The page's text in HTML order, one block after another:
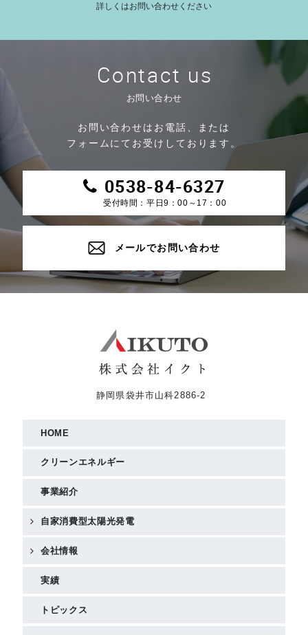
詳しくはお問い合わせください
Contact us
お問い合わせ
お問い合わせはお電話、または
フォームにてお受けしております。
0538-84-6327
受付時間：平日9：00～17：00
メールでお問い合わせ
静岡県袋井市山科2886-2
HOME
クリーンエネルギー
事業紹介
自家消費型太陽光発電
会社情報
実績
トピックス